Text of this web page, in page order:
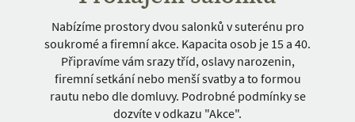
Nabízíme prostory dvou salonků v suterénu pro
soukromé a firemní akce. Kapacita osob je 15 a 40.
Připravíme vám srazy tříd, oslavy narozenin,
firemní setkání nebo menší svatby a to formou
rautu nebo dle domluvy. Podrobné podmínky se
dozvíte v odkazu "Akce".